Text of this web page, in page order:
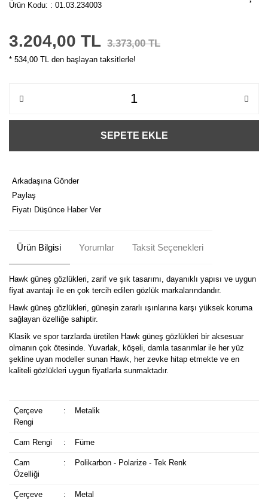
Ürün Kodu: : 01.03.234003
3.204,00 TL 3.373,00 TL
* 534,00 TL den başlayan taksitlerle!
SEPETE EKLE
Arkadaşına Gönder
Paylaş
Fiyatı Düşünce Haber Ver
Ürün Bilgisi Yorumlar Taksit Seçenekleri
Hawk güneş gözlükleri, zarif ve şık tasarımı, dayanıklı yapısı ve uygun
fiyat avantajı ile en çok tercih edilen gözlük markalarındandır.
Hawk güneş gözlükleri, güneşin zararlı ışınlarına karşı yüksek koruma
sağlayan özelliğe sahiptir.
Klasik ve spor tarzlarda üretilen Hawk güneş gözlükleri bir aksesuar
olmanın çok ötesinde. Yuvarlak, köşeli, damla tasarımlar ile her yüz
şekline uyan modeller sunan Hawk, her zevke hitap etmekte ve en
kaliteli gözlükleri uygun fiyatlarla sunmaktadır.
Çerçeve
Rengi
: Metalik
Cam Rengi : Füme
Cam
Özelliği
: Polikarbon - Polarize - Tek Renk
Çerçeve
: Metal